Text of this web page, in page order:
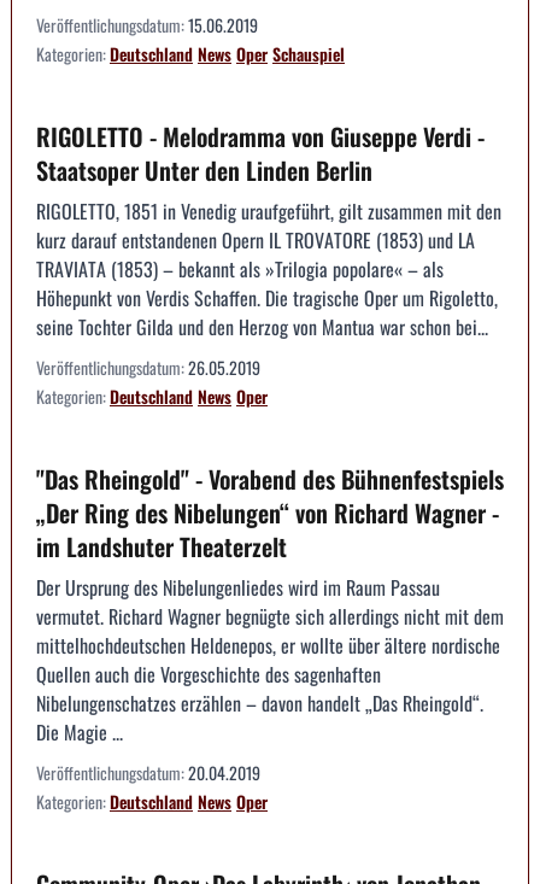
Veröffentlichungsdatum:15.06.2019
Kategorien:DeutschlandNewsOperSchauspiel
RIGOLETTO - Melodramma von Giuseppe Verdi -
Staatsoper Unter den Linden Berlin
RIGOLETTO, 1851 in Venedig uraufgeführt, gilt zusammen mit den
kurz darauf entstandenen Opern IL TROVATORE (1853) und LA
TRAVIATA (1853) – bekannt als »Trilogia popolare« – als
Höhepunkt von Verdis Schaffen. Die tragische Oper um Rigoletto,
seine Tochter Gilda und den Herzog von Mantua war schon bei...
Veröffentlichungsdatum:26.05.2019
Kategorien:DeutschlandNewsOper
"Das Rheingold" - Vorabend des Bühnenfestspiels
„Der Ring des Nibelungen“ von Richard Wagner -
im Landshuter Theaterzelt
Der Ursprung des Nibelungenliedes wird im Raum Passau
vermutet. Richard Wagner begnügte sich allerdings nicht mit dem
mittelhochdeutschen Heldenepos, er wollte über ältere nordische
Quellen auch die Vorgeschichte des sagenhaften
Nibelungenschatzes erzählen – davon handelt „Das Rheingold“.
Die Magie ...
Veröffentlichungsdatum:20.04.2019
Kategorien:DeutschlandNewsOper